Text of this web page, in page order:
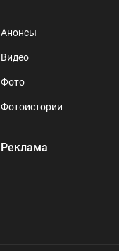
Анонсы
Видео
Фото
Фотоистории
Реклама